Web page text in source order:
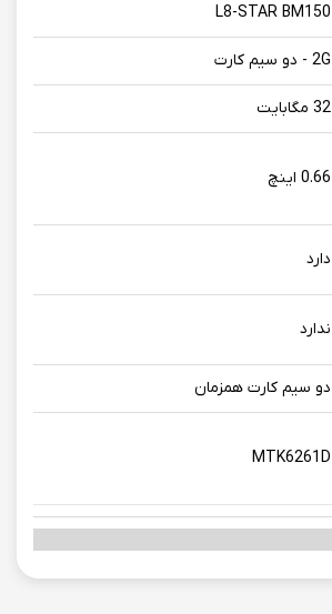
L8-STAR BM150
2G - دو سیم کارت
32 مگابایت
0.66 اینچ
دارد
ندارد
دو سیم کارت همزمان
MTK6261D